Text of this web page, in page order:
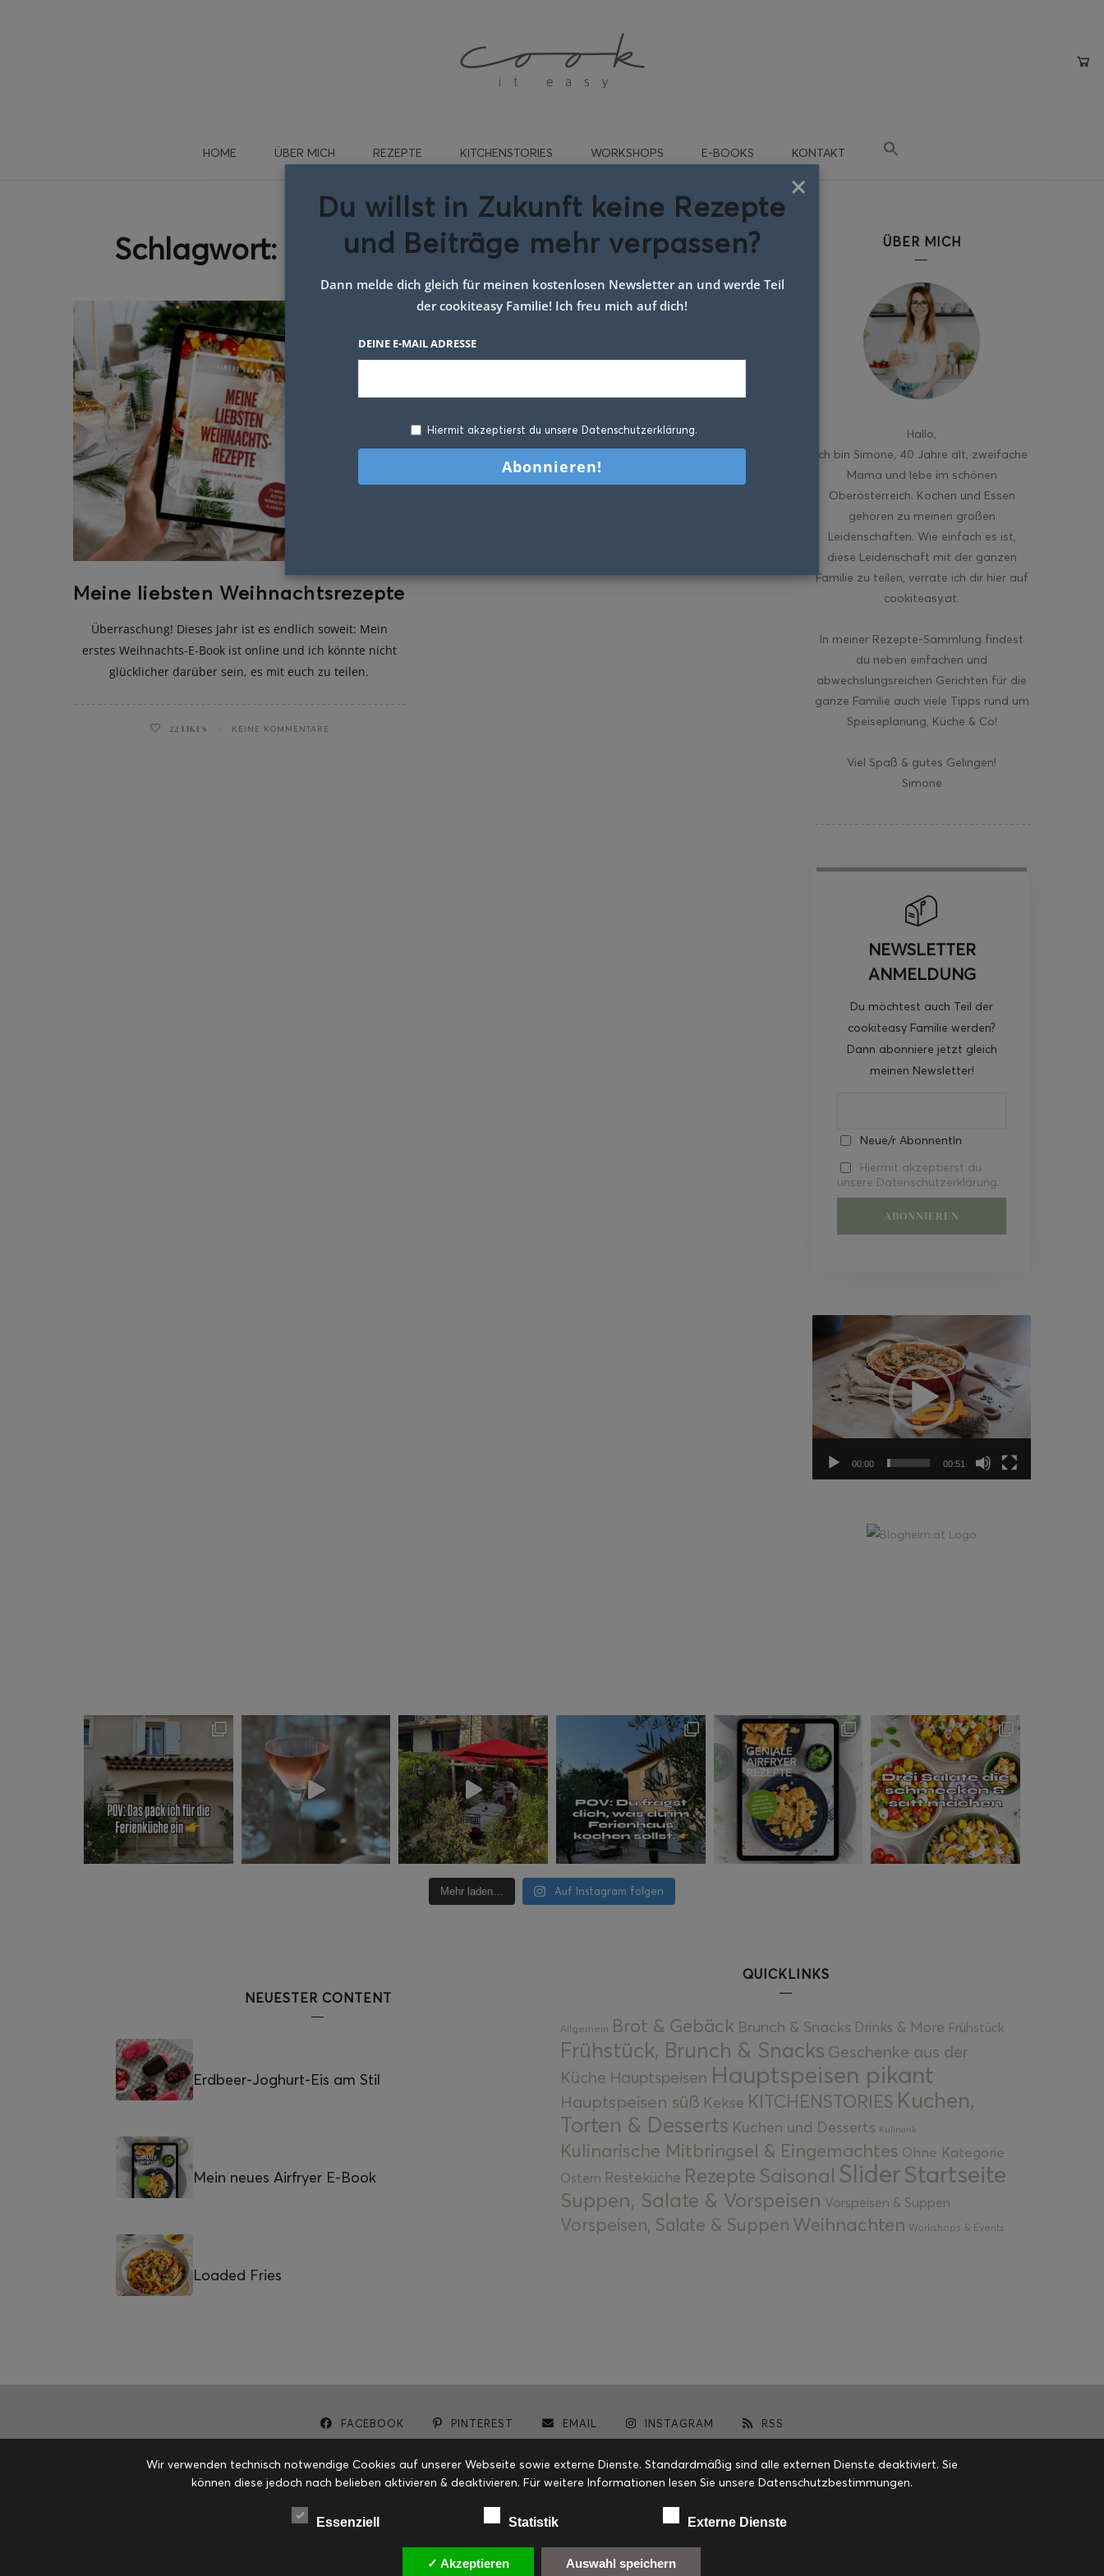
HOME ÜBER MICH REZEPTE KITCHENSTORIES WORKSHOPS E-BOOKS KONTAKT
Schlagwort: traditionelle Weihnachtsrezepte
Meine liebsten Weihnachtsrezepte
Überraschung! Dieses Jahr ist es endlich soweit: Mein
erstes Weihnachts-E-Book ist online und ich könnte nicht
glücklicher darüber sein, es mit euch zu teilen.
22 LIKES KEINE KOMMENTARE
ÜBER MICH
Hallo
ich bin Simone, 40 Jahre alt, zweifache
Mama und lebe im schönen
Oberösterreich. Kochen und Essen
gehören zu meinen großen
Leidenschaften. Wie einfach es ist,
diese Leidenschaft mit der ganzen
Familie zu teilen, verrate ich dir hier auf
cookiteasy.at.
In meiner Rezepte-Sammlung findest
du neben einfachen und
abwechslungsreichen Gerichten für die
ganze Familie auch viele Tipps rund um
Speiseplanung, Küche & Co!
Viel Spaß & gutes Gelingen!
Simone
NEWSLETTER
ANMELDUNG
Du möchtest auch Teil der
cookiteasy Familie werden?
Dann abonniere jetzt gleich
meinen Newsletter!
Neue/r AbonnentIn
Hiermit akzeptierst du
unsere Datenschutzerklärung.
Video-
Player
00:00 00:51
Mehr laden… Auf Instagram folgen
NEUESTER CONTENT
Erdbeer-Joghurt-Eis am Stil
Mein neues Airfryer E-Book
Loaded Fries
QUICKLINKS
Allgemein Brot & Gebäck Brunch & Snacks Drinks & More Frühstück
Frühstück, Brunch & Snacks Geschenke aus der
Küche Hauptspeisen Hauptspeisen pikant
Hauptspeisen süß Kekse KITCHENSTORIES Kuchen,
Torten & Desserts Kuchen und Desserts Kulinarik
Kulinarische Mitbringsel & Eingemachtes Ohne Kategorie
Ostern Resteküche Rezepte Saisonal SliderStartseite
Suppen, Salate & Vorspeisen Vorspeisen & Suppen
Vorspeisen, Salate & Suppen Weihnachten Workshops & Events
FACEBOOK PINTEREST EMAIL INSTAGRAM RSS
×
Du willst in Zukunft keine Rezepte
und Beiträge mehr verpassen?
Dann melde dich gleich für meinen kostenlosen Newsletter an und werde Teil
der cookiteasy Familie! Ich freu mich auf dich!
DEINE E-MAIL ADRESSE
Hiermit akzeptierst du unsere Datenschutzerklärung.
Wir verwenden technisch notwendige Cookies auf unserer Webseite sowie externe Dienste. Standardmäßig sind alle externen Dienste deaktiviert. Sie
können diese jedoch nach belieben aktivieren & deaktivieren. Für weitere Informationen lesen Sie unsere Datenschutzbestimmungen.
Essenziell Statistik Externe Dienste
✓ Akzeptieren Auswahl speichern